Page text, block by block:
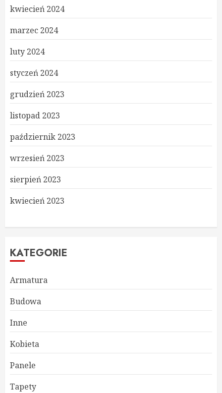
kwiecień 2024
marzec 2024
luty 2024
styczeń 2024
grudzień 2023
listopad 2023
październik 2023
wrzesień 2023
sierpień 2023
kwiecień 2023
KATEGORIE
Armatura
Budowa
Inne
Kobieta
Panele
Tapety